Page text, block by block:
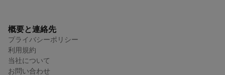
概要と連絡先
プライバシーポリシー
利用規約
当社について
お問い合わせ